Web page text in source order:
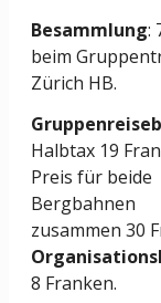
Besammlung:
beim
Zürich HB.
Halbtax 19
Preis für beide
Bergbahnen
zusammen 30
8 Franken.